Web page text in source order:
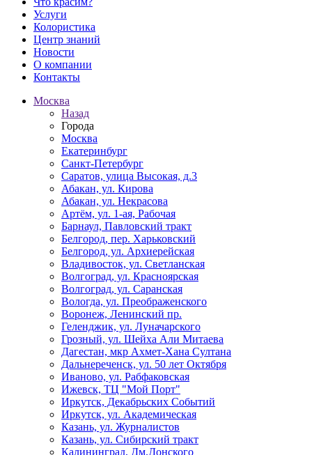
Услуги
Колористика
Центр знаний
Новости
О компании
Контакты
Москва
Назад
Города
Москва
Екатеринбург
Санкт-Петербург
Саратов, улица Высокая, д.3
Абакан, ул. Кирова
Абакан, ул. Некрасова
Артём, ул. 1-ая, Рабочая
Барнаул, Павловский тракт
Белгород, пер. Харьковский
Белгород, ул. Архиерейская
Владивосток, ул. Светланская
Волгоград, ул. Красноярская
Волгоград, ул. Саранская
Вологда, ул. Преображенского
Воронеж, Ленинский пр.
Геленджик, ул. Луначарского
Грозный, ул. Шейха Али Митаева
Дагестан, мкр Ахмет-Хана Султана
Дальнереченск, ул. 50 лет Октября
Иваново, ул. Рабфаковская
Ижевск, ТЦ "Мой Порт"
Иркутск, Декабрьских Событий
Иркутск, ул. Академическая
Казань, ул. Журналистов
Казань, ул. Сибирский тракт
Калининград, Дм.Донского